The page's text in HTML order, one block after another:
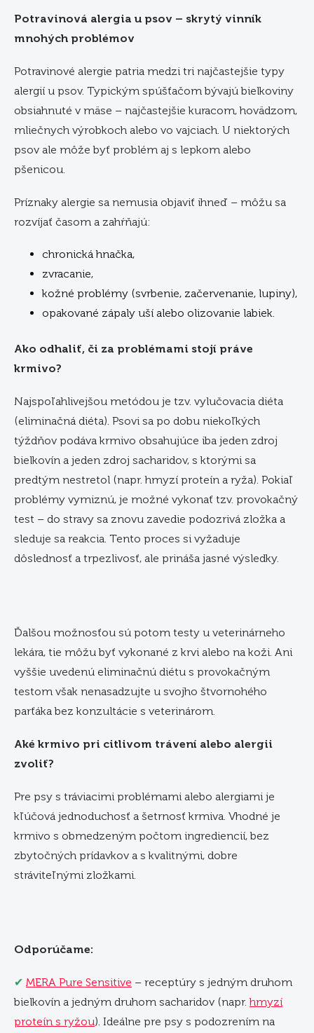
Potravinová alergia u psov – skrytý vinník
mnohých problémov
Potravinové alergie patria medzi tri najčastejšie typy
alergií u psov. Typickým spúšťačom bývajú bielkoviny
obsiahnuté v mäse – najčastejšie kuracom, hovädzom,
mliečnych výrobkoch alebo vo vajciach. U niektorých
psov ale môže byť problém aj s lepkom alebo
pšenicou.
Príznaky alergie sa nemusia objaviť ihneď – môžu sa
rozvíjať časom a zahŕňajú:
chronická hnačka,
zvracanie,
kožné problémy (svrbenie, začervenanie, lupiny),
opakované zápaly uší alebo olizovanie labiek.
Ako odhaliť, či za problémami stojí práve
krmivo?
Najspoľahlivejšou metódou je tzv. vylučovacia diéta
(eliminačná diéta). Psovi sa po dobu niekoľkých
týždňov podáva krmivo obsahujúce iba jeden zdroj
bielkovín a jeden zdroj sacharidov, s ktorými sa
predtým nestretol (napr. hmyzí proteín a ryža). Pokiaľ
problémy vymiznú, je možné vykonať tzv. provokačný
test – do stravy sa znovu zavedie podozrivá zložka a
sleduje sa reakcia. Tento proces si vyžaduje
dôslednosť a trpezlivosť, ale prináša jasné výsledky.
Ďalšou možnosťou sú potom testy u veterinárneho
lekára, tie môžu byť vykonané z krvi alebo na koži. Ani
vyššie uvedenú eliminačnú diétu s provokačným
testom však nenasadzujte u svojho štvornohého
parťáka bez konzultácie s veterinárom.
Aké krmivo pri citlivom trávení alebo alergii
zvoliť?
Pre psy s tráviacimi problémami alebo alergiami je
kľúčová jednoduchosť a šetrnosť krmiva. Vhodné je
krmivo s obmedzeným počtom ingrediencií, bez
zbytočných prídavkov a s kvalitnými, dobre
stráviteľnými zložkami.
Odporúčame:
✔ MERA Pure Sensitive – receptúry s jedným druhom
bielkovín a jedným druhom sacharidov (napr.hmyzí
proteín s ryžou). Ideálne pre psy s podozrením na